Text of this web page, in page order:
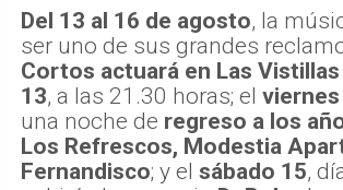
Del 13 al 16 de agosto, la
ser uno de sus grandes
Cortos actuará en Las Vistillas
13, a las 21.30 horas; el
una noche de regreso a los
Los Refrescos, Modestia
Fernandisco; y el sábado 15,